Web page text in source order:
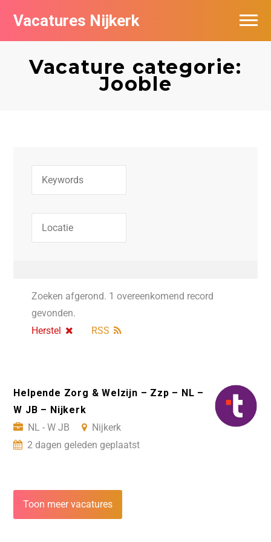
Vacatures Nijkerk
Vacature categorie:
Jooble
Zoeken afgerond. 1 overeenkomend record
gevonden.
Herstel
RSS
Helpende Zorg & Welzijn – Zzp – NL –
W JB – Nijkerk
NL - W JB
Nijkerk
2 dagen geleden geplaatst
Toon meer vacatures